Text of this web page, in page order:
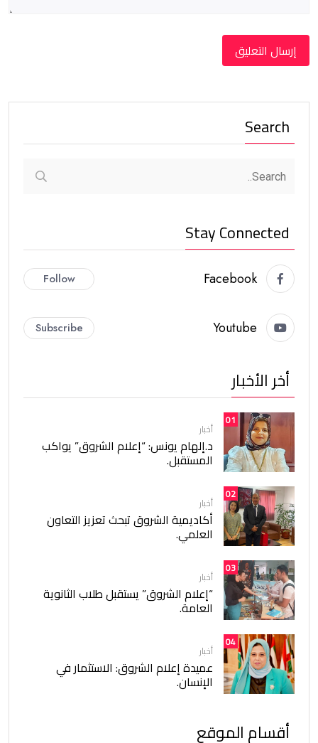
Search
Stay Connected
Facebook
Follow
Youtube
Subscribe
أخر الأخبار
01
أخبار
د.إلهام يونس: “إعلام الشروق” يواكب
المستقبل.
02
أخبار
أكاديمية الشروق تبحث تعزيز التعاون
العلمي.
03
أخبار
“إعلام الشروق” يستقبل طلاب الثانوية
العامة.
04
أخبار
عميدة إعلام الشروق: الاستثمار في
الإنسان.
أقسام الموقع